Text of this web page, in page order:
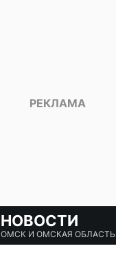
НОВОСТИ
ОМСК И ОМСКАЯ ОБЛАСТЬ